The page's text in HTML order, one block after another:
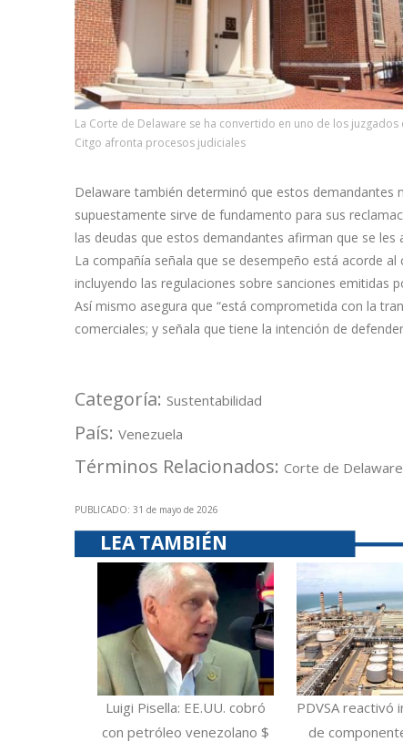
La Corte de Delaware se ha convertido en uno de los juzgados
Citgo afronta procesos judiciales
Delaware también determinó que estos
supuestamente sirve de fundamento para sus
las deudas que estos demandantes afirman que se
La compañía señala que se desempeño está acorde
incluyendo las regulaciones sobre sanciones emitidas
Así mismo asegura que “está comprometida con la
comerciales; y señala que tiene la intención de
Categoría: Sustentabilidad
País: Venezuela
Términos Relacionados: Corte de Delaware
PUBLICADO: 31 de mayo de 2026
LEA TAMBIÉN
Luigi Pisella: EE.UU. cobró
con petróleo venezolano $
PDVSA reactivó
de